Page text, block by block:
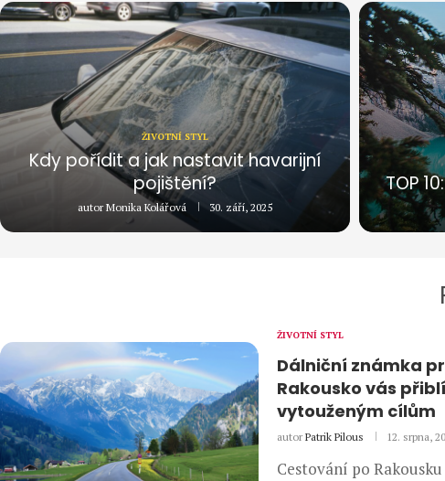
ŽIVOTNÍ STYL
Kdy pořídit a jak nastavit havarijní
pojištění?
autorMonika Kolářová 30. září, 2025
TOP
ŽIVOTNÍ STYL
Dálniční známka
Rakousko vás
vytouženým cílům
autor Patrik Pilous 12. srpna,
Cestování po